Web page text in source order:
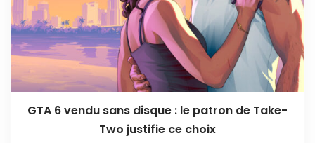
GTA 6 vendu sans disque : le patron de Take-
Two justifie ce choix